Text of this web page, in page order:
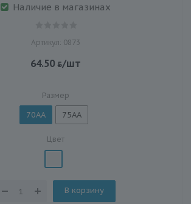
Наличие в магазинах
Артикул: 0873
64.50 /шт
Размер
70AA 75AA
Цвет
В корзину